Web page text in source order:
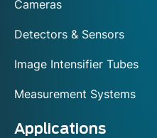
Cameras
Detectors & Sensors
Image Intensifier Tubes
Measurement Systems
Applications